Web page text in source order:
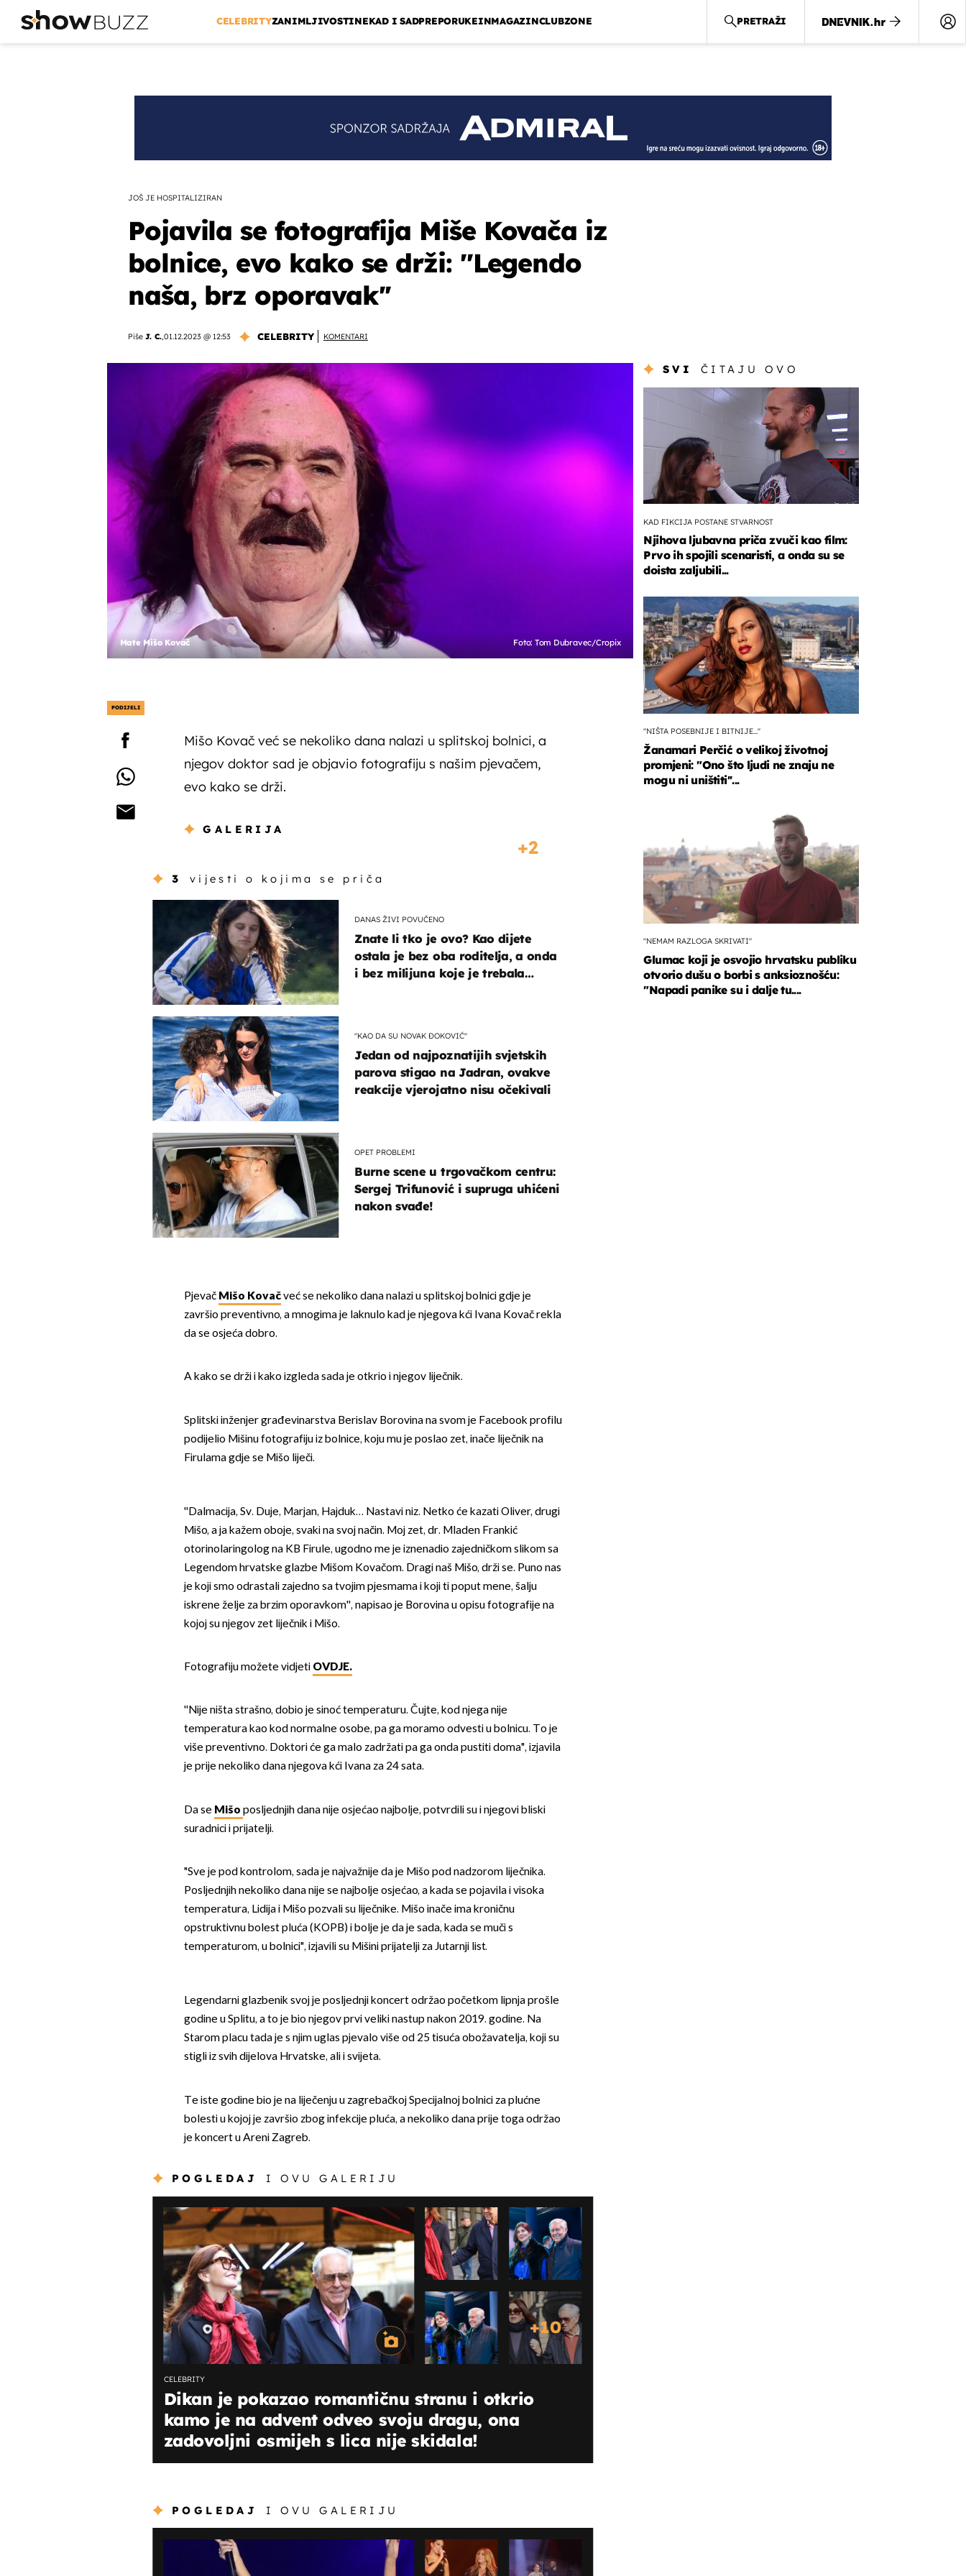
CELEBRITYZANIMLJIVOSTINEKAD I SADPREPORUKEINMAGAZINCLUBZONE PRETRAŽI
JOŠ JE HOSPITALIZIRAN
Pojavila se fotografija Miše Kovača iz
bolnice, evo kako se drži: ''Legendo
naša, brz oporavak''
Piše J. C.,01.12.2023 @ 12:53 CELEBRITY KOMENTARI
Mate Mišo Kovač Foto: Tom Dubravec/Cropix
PODIJELI
Mišo Kovač već se nekoliko dana nalazi u splitskoj bolnici, a
njegov doktor sad je objavio fotografiju s našim pjevačem,
evo kako se drži.
GALERIJA
2
3 vijesti o kojima se priča
DANAS ŽIVI POVUČENO
Znate li tko je ovo? Kao dijete
ostala je bez oba roditelja, a onda
i bez milijuna koje je trebala
"KAO DA SU NOVAK ĐOKOVIĆ"
Jedan od najpoznatijih svjetskih
parova stigao na Jadran, ovakve
reakcije vjerojatno nisu očekivali
OPET PROBLEMI
Burne scene u trgovačkom centru:
Sergej Trifunović i supruga uhićeni
nakon svađe!
Pjevač Mišo Kovačveć se nekoliko dana nalazi u splitskoj bolnici gdje je
završio preventivno, a mnogima je laknulo kad je njegova kći Ivana Kovač rekla
da se osjeća dobro.
A kako se drži i kako izgleda sada je otkrio i njegov liječnik.
Splitski inženjer građevinarstva Berislav Borovina na svom je Facebook profilu
podijelio Mišinu fotografiju iz bolnice, koju mu je poslao zet, inače liječnik na
Firulama gdje se Mišo liječi.
''Dalmacija, Sv. Duje, Marjan, Hajduk… Nastavi niz. Netko će kazati Oliver, drugi
Mišo, a ja kažem oboje, svaki na svoj način. Moj zet, dr. Mladen Frankić
otorinolaringolog na KB Firule, ugodno me je iznenadio zajedničkom slikom sa
Legendom hrvatske glazbe Mišom Kovačom. Dragi naš Mišo, drži se. Puno nas
je koji smo odrastali zajedno sa tvojim pjesmama i koji ti poput mene, šalju
iskrene želje za brzim oporavkom'', napisao je Borovina u opisu fotografije na
kojoj su njegov zet liječnik i Mišo.
Fotografiju možete vidjeti OVDJE.
''Nije ništa strašno, dobio je sinoć temperaturu. Čujte, kod njega nije
temperatura kao kod normalne osobe, pa ga moramo odvesti u bolnicu. To je
više preventivno. Doktori će ga malo zadržati pa ga onda pustiti doma", izjavila
je prije nekoliko dana njegova kći Ivana za 24 sata.
Da se Mišo posljednjih dana nije osjećao najbolje, potvrdili su i njegovi bliski
suradnici i prijatelji.
"Sve je pod kontrolom, sada je najvažnije da je Mišo pod nadzorom liječnika.
Posljednjih nekoliko dana nije se najbolje osjećao, a kada se pojavila i visoka
temperatura, Lidija i Mišo pozvali su liječnike. Mišo inače ima kroničnu
opstruktivnu bolest pluća (KOPB) i bolje je da je sada, kada se muči s
temperaturom, u bolnici", izjavili su Mišini prijatelji za Jutarnji list.
Legendarni glazbenik svoj je posljednji koncert održao početkom lipnja prošle
godine u Splitu, a to je bio njegov prvi veliki nastup nakon 2019. godine. Na
Starom placu tada je s njim uglas pjevalo više od 25 tisuća obožavatelja, koji su
stigli iz svih dijelova Hrvatske, ali i svijeta.
Te iste godine bio je na liječenju u zagrebačkoj Specijalnoj bolnici za plućne
bolesti u kojoj je završio zbog infekcije pluća, a nekoliko dana prije toga održao
je koncert u Areni Zagreb.
POGLEDAJ I OVU GALERIJU
+10
CELEBRITY
Dikan je pokazao romantičnu stranu i otkrio
kamo je na advent odveo svoju dragu, ona
zadovoljni osmijeh s lica nije skidala!
POGLEDAJ I OVU GALERIJU
SVI ČITAJU OVO
KAD FIKCIJA POSTANE STVARNOST
Njihova ljubavna priča zvuči kao film:
Prvo ih spojili scenaristi, a onda su se
doista zaljubili...
''NIŠTA POSEBNIJE I BITNIJE...''
Žanamari Perčić o velikoj životnoj
promjeni: "Ono što ljudi ne znaju ne
mogu ni uništiti''...
"NEMAM RAZLOGA SKRIVATI"
Glumac koji je osvojio hrvatsku publiku
otvorio dušu o borbi s anksioznošću:
"Napadi panike su i dalje tu....
OMOGUĆI OBAVIJESTI